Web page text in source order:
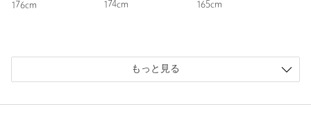
投稿日： 2026年8月2日
購入サイズ：M
｜
購入カラー：COBALT
176cm
174cm
165cm
もっと見る